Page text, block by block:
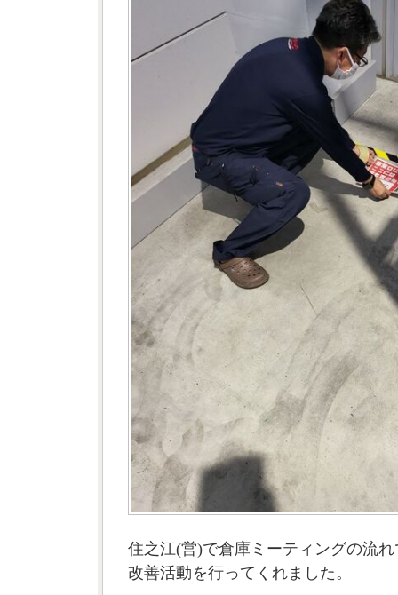
住之江(営)で倉庫ミーティングの流れ
改善活動を行ってくれました。